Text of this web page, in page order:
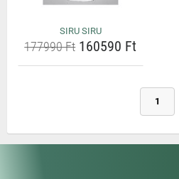
SIRU SIRU
177990 Ft160590 Ft
1